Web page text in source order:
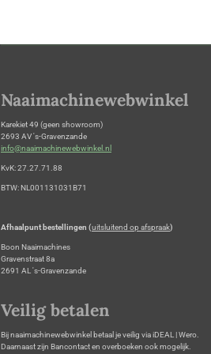
Naaimachinewebwinkel
Karekiet 49 (geen showroom)
2693 AV 's-Gravenzande
info@naaimachinewebwinkel.nl
KvK: 27.27.71.88
BTW: NL001131031B71
Afhaalpunt bestellingen (uitsluitend op afspraak)
Boon Naaimachines
Gravenstraat 8a
2691 AL 's-Gravenzande
Veilig betalen
Bij naaimachinewebwinkel betaal je veilig via iDEAL | Wero.
Daarnaast zijn Bancontact en overboeken ook mogelijk.